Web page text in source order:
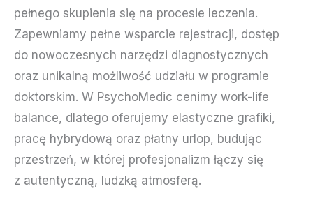
pełnego skupienia się na procesie leczenia.
Zapewniamy pełne wsparcie rejestracji, dostęp
do nowoczesnych narzędzi diagnostycznych
oraz unikalną możliwość udziału w programie
doktorskim. W PsychoMedic cenimy work-life
balance, dlatego oferujemy elastyczne grafiki,
pracę hybrydową oraz płatny urlop, budując
przestrzeń, w której profesjonalizm łączy się
z autentyczną, ludzką atmosferą.